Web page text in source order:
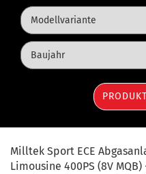
Milltek Sport ECE
Limousine 400PS (8V